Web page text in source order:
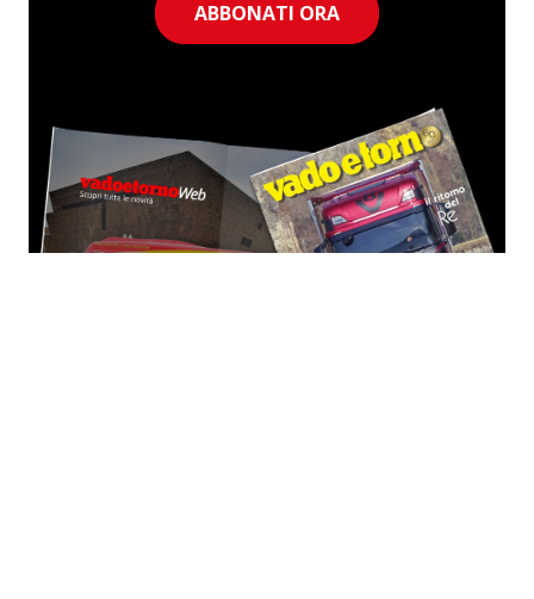
ABBONATI ORA